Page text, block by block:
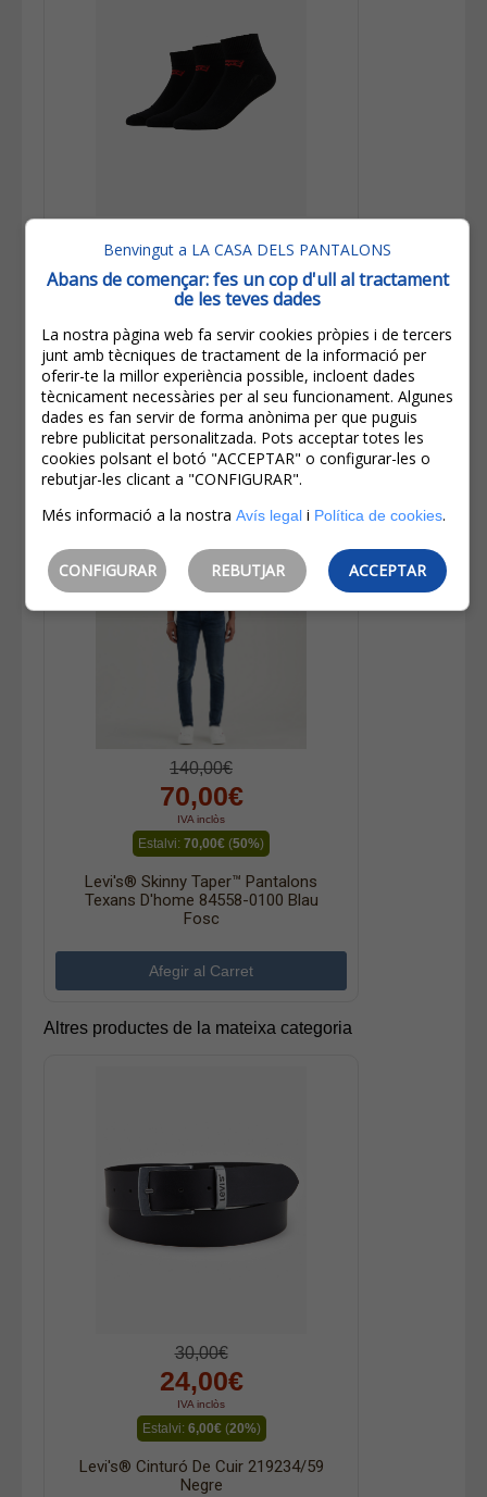
8,00€
IVA inclòs
Levi’s® Pack De Mitjons Pickys (3u)
903050001/884 Negres
140,00€
70,00€
IVA inclòs
Estalvi: 70,00€ (50%)
Levi's® Skinny Taper™ Pantalons
Texans D'home 84558-0100 Blau
Fosc
Altres productes de la mateixa categoria
30,00€
24,00€
IVA inclòs
Estalvi: 6,00€(20%)
Levi's® Cinturó De Cuir 219234/59
Negre
Benvingut a LA CASA DELS PANTALONS
Abans de començar: fes un cop d'ull al tractament
de les teves dades
La nostra pàgina web fa servir cookies pròpies i de tercers
junt amb tècniques de tractament de la informació per
oferir-te la millor experiència possible, incloent dades
tècnicament necessàries per al seu funcionament. Algunes
dades es fan servir de forma anònima per que puguis
rebre publicitat personalitzada. Pots acceptar totes les
cookies polsant el botó "ACCEPTAR" o configurar-les o
rebutjar-les clicant a "CONFIGURAR".
Més informació a la nostra Avís legali Política de cookies.
CONFIGURAR REBUTJAR ACCEPTAR